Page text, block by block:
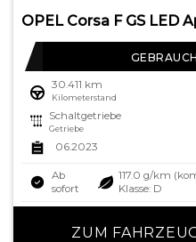
30.411 km
Kilometerstand
Schaltgetriebe
Getriebe
06.2023
Ab
sofort
117.0 g/km
Klasse: D
ZUM